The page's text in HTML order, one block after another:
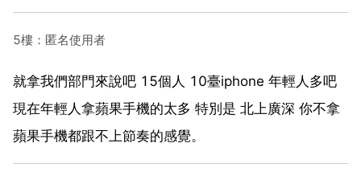
5樓：匿名使用者
就拿我們部門來說吧 15個人 10臺iphone 年輕人多吧
現在年輕人拿蘋果手機的太多 特別是 北上廣深 你不拿
蘋果手機都跟不上節奏的感覺。